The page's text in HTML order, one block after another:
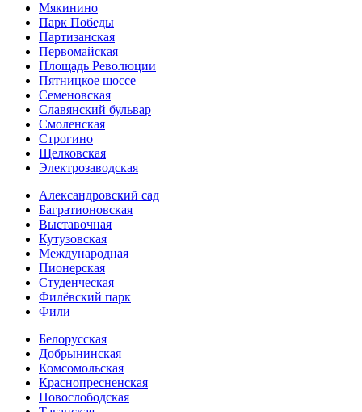
Мякинино
Парк Победы
Партизанская
Первомайская
Площадь Революции
Пятницкое шоссе
Семеновская
Славянский бульвар
Смоленская
Строгино
Щелковская
Электро­заводская
Александ­ровский сад
Багратионовская
Выставочная
Кутузовская
Международная
Пионерская
Студенческая
Филёвский парк
Фили
Белорусская
Добрынинская
Комсо­мольская
Краснопресненская
Новослободская